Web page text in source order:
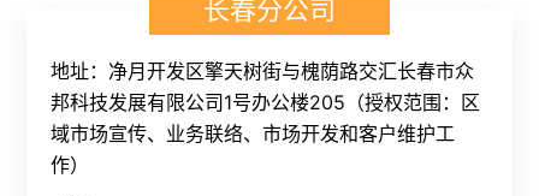
长春分公司
地址：净月开发区擎天树街与槐荫路交汇长春市众
邦科技发展有限公司1号办公楼205（授权范围：区
域市场宣传、业务联络、市场开发和客户维护工
作）